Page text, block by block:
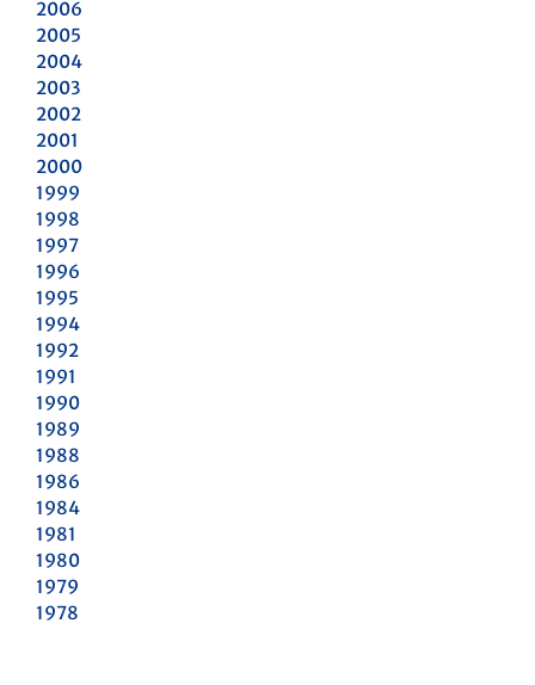
2006
2005
2004
2003
2002
2001
2000
1999
1998
1997
1996
1995
1994
1992
1991
1990
1989
1988
1986
1984
1981
1980
1979
1978